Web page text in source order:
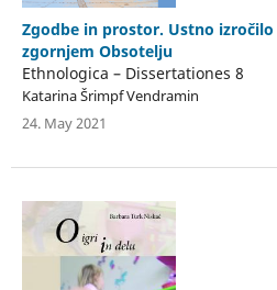
Zgodbe in prostor. Ustno
zgornjem Obsotelju
Ethnologica – Dissertationes 8
Katarina Šrimpf Vendramin
24. May 2021